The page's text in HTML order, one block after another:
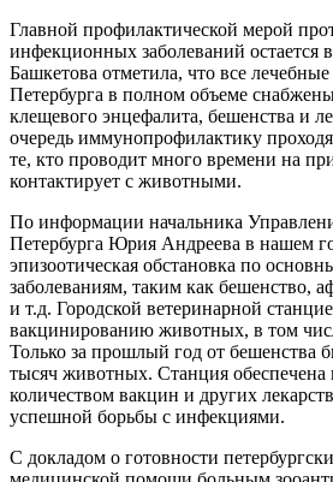
Главной профилактической мерой
инфекционных заболеваний остается
Башкетова отметила, что все
Петербурга в полном объеме
клещевого энцефалита, бешенства и
очередь иммунопрофилактику
те, кто проводит много времени на
контактирует с животными.
По информации начальника
Петербурга Юрия Андреева в нашем
эпизоотическая обстановка по
заболеваниям, таким как бешенство,
и т.д. Городской ветеринарной
вакцинированию животных, в том
Только за прошлый год от бешенства
тысяч животных. Станция
количеством вакцин и других
успешной борьбы с инфекциями.
С докладом о готовности